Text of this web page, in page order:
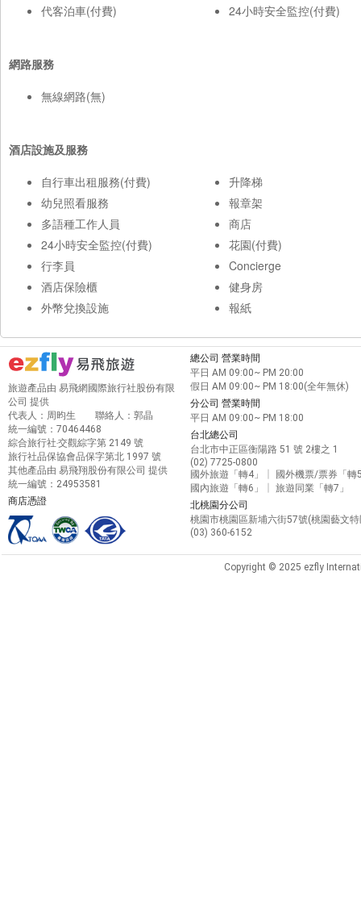
代客泊車(付費)
24小時安全監控(付費)
網路服務
無線網路(無)
酒店設施及服務
自行車出租服務(付費)
幼兒照看服務
多語種工作人員
24小時安全監控(付費)
行李員
酒店保險櫃
外幣兌換設施
升降梯
報章架
商店
花園(付費)
Concierge
健身房
報紙